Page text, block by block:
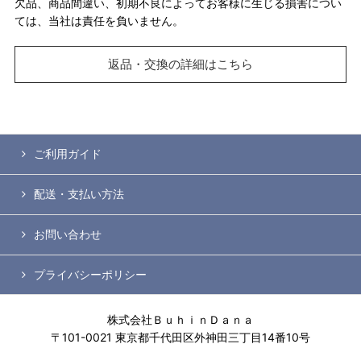
欠品、商品間違い、初期不良によってお客様に生じる損害につい
ては、当社は責任を負いません。
返品・交換の詳細はこちら
ご利用ガイド
配送・支払い方法
お問い合わせ
プライバシーポリシー
株式会社ＢｕｈｉｎＤａｎａ
〒101-0021 東京都千代田区外神田三丁目14番10号